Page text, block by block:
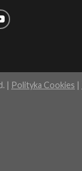
| Polityka Cookies |